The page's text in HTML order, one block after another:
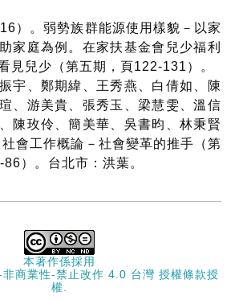
）。弱勢族群能源使用樣貌－以家
家庭為例。在家扶基金會兒少福利
見兒少（第五期，頁122-131）。
宇、鄭期緯、王秀燕、白倩如、陳
、游美貴、張秀玉、梁慧雯、溫信
陳玫伶、簡美華、吳書昀、林秉賢
社會工作概論－社會變革的推手（第
）。台北市：洪葉。
本著作係採用
商業性-禁止改作 4.0 台灣 授權條款授
權.